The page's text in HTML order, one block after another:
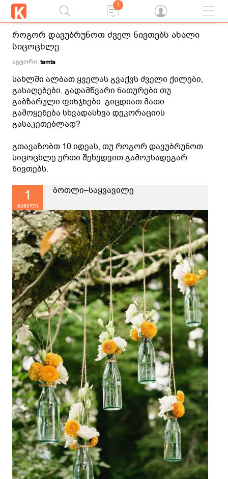
1
როგორ დავუბრუნოთ ძველ ნივთებს ახალი
სიცოცხლე
ავტორი:tamta
სახლში ალბათ ყველას გვაქვს ძველი ქილები,
გასაღებები, გადამწვარი ნათურები თუ
გაბზარული ფინჯნები. გიცდიათ მათი
გამოყენება სხვადასხვა დეკორაციის
გასაკეთებლად?
გთავაზობთ 10 იდეას, თუ როგორ დავუბრუნოთ
სიცოცხლე ერთი შეხედვით გამოუსადეგარ
ნივთებს.
1
ნაწილი
ბოთლი–საყვავილე